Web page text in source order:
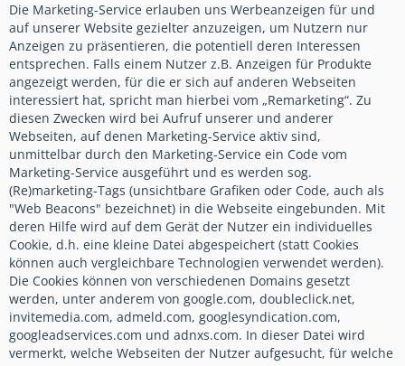
Die Marketing-Service erlauben uns Werbeanzeigen für und
auf unserer Website gezielter anzuzeigen, um Nutzern nur
Anzeigen zu präsentieren, die potentiell deren Interessen
entsprechen. Falls einem Nutzer z.B. Anzeigen für Produkte
angezeigt werden, für die er sich auf anderen Webseiten
interessiert hat, spricht man hierbei vom „Remarketing“. Zu
diesen Zwecken wird bei Aufruf unserer und anderer
Webseiten, auf denen Marketing-Service aktiv sind,
unmittelbar durch den Marketing-Service ein Code vom
Marketing-Service ausgeführt und es werden sog.
(Re)marketing-Tags (unsichtbare Grafiken oder Code, auch als
"Web Beacons" bezeichnet) in die Webseite eingebunden. Mit
deren Hilfe wird auf dem Gerät der Nutzer ein individuelles
Cookie, d.h. eine kleine Datei abgespeichert (statt Cookies
können auch vergleichbare Technologien verwendet werden).
Die Cookies können von verschiedenen Domains gesetzt
werden, unter anderem von google.com, doubleclick.net,
invitemedia.com, admeld.com, googlesyndication.com,
googleadservices.com und adnxs.com. In dieser Datei wird
vermerkt, welche Webseiten der Nutzer aufgesucht, für welche